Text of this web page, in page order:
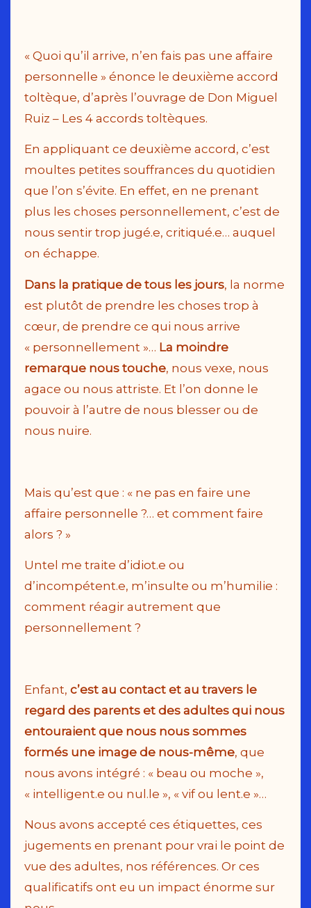
« Quoi qu’il arrive, n’en fais pas une affaire
personnelle » énonce le deuxième accord
toltèque, d’après l’ouvrage de Don Miguel
Ruiz – Les 4 accords toltèques.
En appliquant ce deuxième accord, c’est
moultes petites souffrances du quotidien
que l’on s’évite. En effet, en ne prenant
plus les choses personnellement, c’est de
nous sentir trop jugé.e, critiqué.e… auquel
on échappe.
Dans la pratique de tous les jours, la norme
est plutôt de prendre les choses trop à
cœur, de prendre ce qui nous arrive
« personnellement »… La moindre
remarque nous touche, nous vexe, nous
agace ou nous attriste. Et l’on donne le
pouvoir à l’autre de nous blesser ou de
nous nuire.
Mais qu’est que : « ne pas en faire une
affaire personnelle ?… et comment faire
alors ? »
Untel me traite d’idiot.e ou
d’incompétent.e, m’insulte ou m’humilie :
comment réagir autrement que
personnellement ?
Enfant, c’est au contact et au travers le
regard des parents et des adultes qui nous
entouraient que nous nous sommes
formés une image de nous-même, que
nous avons intégré : « beau ou moche »,
« intelligent.e ou nul.le », « vif ou lent.e »…
Nous avons accepté ces étiquettes, ces
jugements en prenant pour vrai le point de
vue des adultes, nos références. Or ces
qualificatifs ont eu un impact énorme sur